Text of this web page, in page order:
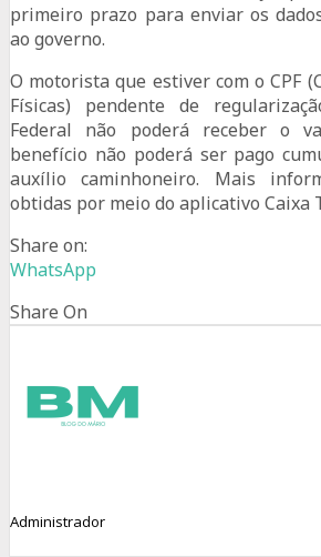
primeiro prazo para enviar os
ao governo.
O motorista que estiver com o CPF
Físicas) pendente de
Federal não poderá receber o
benefício não poderá ser pago
auxílio caminhoneiro. Mais
obtidas por meio do aplicativo Caixa
Share on:
WhatsApp
Share On
Administrador